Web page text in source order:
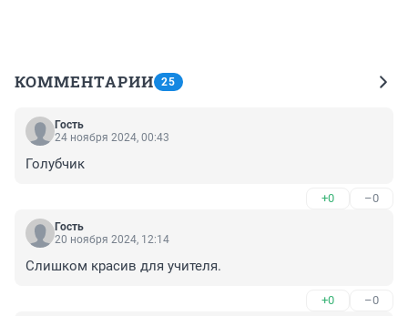
КОММЕНТАРИИ 25
Гость
24 ноября 2024, 00:43
Голубчик
+0 –0
Гость
20 ноября 2024, 12:14
Слишком красив для учителя.
+0 –0